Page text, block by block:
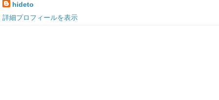
hideto
詳細プロフィールを表示